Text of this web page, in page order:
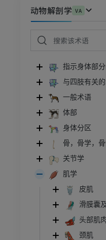
动物解剖学 VA
指示身体部
与四肢有关
一般术语
体部
身体分区
骨，骨学，
关节学
肌学
皮肌
滑膜囊
头部肌
颈肌